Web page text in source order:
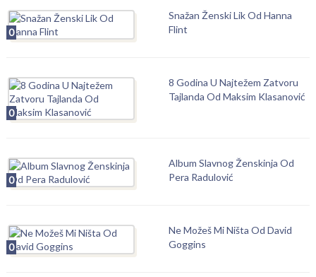
0
Snažan Ženski Lik Od Hanna
Flint
0
8 Godina U Najtežem Zatvoru
Tajlanda Od Maksim Klasanović
0
Album Slavnog Ženskinja Od
Pera Radulović
0
Ne Možeš Mi Ništa Od David
Goggins